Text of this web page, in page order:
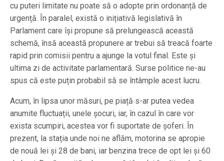
cu puteri limitate nu poate să o adopte prin ordonanță de
urgență. În paralel, există o inițiativă legislativă în
Parlament care își propune să prelungească această
schemă, însă această propunere ar trebui să treacă foarte
rapid prin comisii pentru a ajunge la votul final. Este și
ultima zi de activitate parlamentară. Surse politice ne-au
spus că este puțin probabil să se întâmple acest lucru.
Acum, în lipsa unor măsuri, pe piață s-ar putea vedea
anumite fluctuații, unele șocuri, iar, în cazul în care vor
exista scumpiri, acestea vor fi suportate de șoferi. În
prezent, la stația unde noi ne aflăm, motorina se apropie
de nouă lei și 28 de bani, iar benzina trece de opt lei și 60